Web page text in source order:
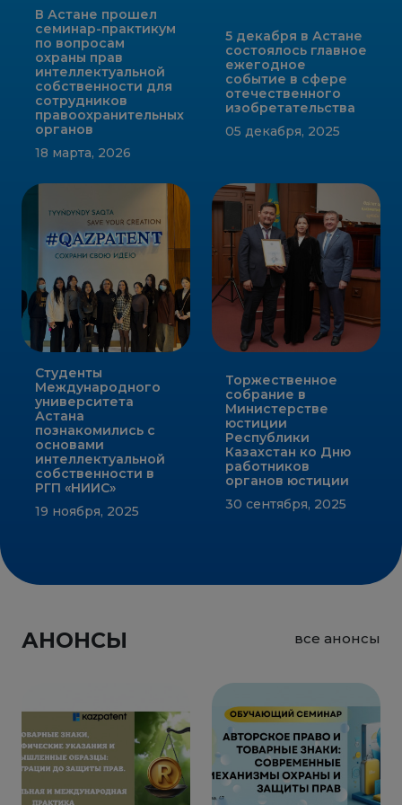
В Астане прошел
семинар-практикум
по вопросам
охраны прав
интеллектуальной
собственности для
сотрудников
правоохранительных
органов
18 марта, 2026
5 декабря в Астане
состоялось главное
ежегодное
событие в сфере
отечественного
изобретательства
05 декабря, 2025
Студенты
Международного
университета
Астана
познакомились с
основами
интеллектуальной
собственности в
РГП «НИИС»
19 ноября, 2025
Торжественное
собрание в
Министерстве
юстиции
Республики
Казахстан ко Дню
работников
органов юстиции
30 сентября, 2025
АНОНСЫ все анонсы